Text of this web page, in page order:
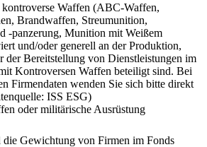
kontroverse Waffen (ABC-Waffen,
Brandwaffen, Streumunition,
-panzerung, Munition mit Weißem
und/oder generell an der Produktion,
der Bereitstellung von Dienstleistungen im
Kontroversen Waffen beteiligt sind. Bei
Firmendaten wenden Sie sich bitte direkt
ISS ESG)
oder militärische Ausrüstung
die Gewichtung von Firmen im Fonds